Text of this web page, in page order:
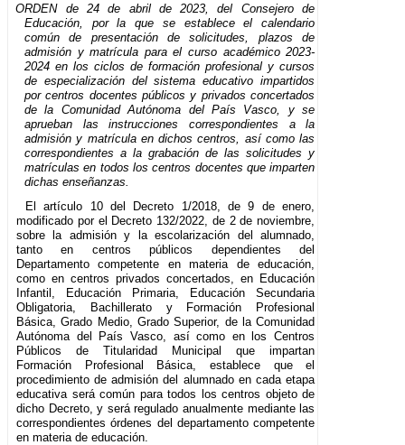
ORDEN de 24 de abril de 2023, del Consejero de
Educación, por la que se establece el calendario
común de presentación de solicitudes, plazos de
admisión y matrícula para el curso académico 2023-
2024 en los ciclos de formación profesional y cursos
de especialización del sistema educativo impartidos
por centros docentes públicos y privados concertados
de la Comunidad Autónoma del País Vasco, y se
aprueban las instrucciones correspondientes a la
admisión y matrícula en dichos centros, así como las
correspondientes a la grabación de las solicitudes y
matrículas en todos los centros docentes que imparten
dichas enseñanzas.
El artículo 10 del Decreto 1/2018, de 9 de enero,
modificado por el Decreto 132/2022, de 2 de noviembre,
sobre la admisión y la escolarización del alumnado,
tanto en centros públicos dependientes del
Departamento competente en materia de educación,
como en centros privados concertados, en Educación
Infantil, Educación Primaria, Educación Secundaria
Obligatoria, Bachillerato y Formación Profesional
Básica, Grado Medio, Grado Superior, de la Comunidad
Autónoma del País Vasco, así como en los Centros
Públicos de Titularidad Municipal que impartan
Formación Profesional Básica, establece que el
procedimiento de admisión del alumnado en cada etapa
educativa será común para todos los centros objeto de
dicho Decreto, y será regulado anualmente mediante las
correspondientes órdenes del departamento competente
en materia de educación.